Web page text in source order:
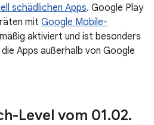
schädlichen Apps. Google Play
mit Google Mobile-
aktiviert und ist besonders
Apps außerhalb von Google
Level vom 01.02.